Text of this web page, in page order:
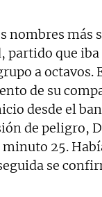
nombres más
que iba
a octavos.
de su
desde el
de peligro,
25.
se